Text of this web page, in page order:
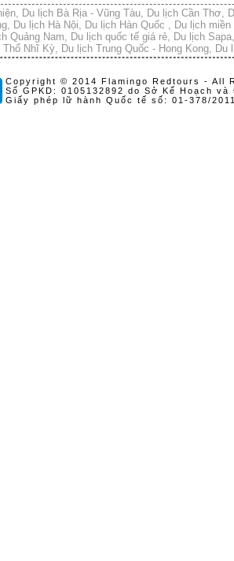
, Du lịch Bà Rịa - Vũng Tàu, Du lịch Cần Thơ,
, Du lịch Hà Nội, Du lịch Hàn Quốc , Du lịch miền
Quảng Nam, Du lịch quốc tế giá rẻ, Du lịch Sapa
Thổ Nhĩ Kỳ, Du lịch Trung Quốc - Hong Kong, Du
Copyright © 2014 Flamingo Redtours - All
Số GPKD: 0105132892 do Sở Kế Hoạch
Giấy phép lữ hành Quốc tế số: 01-378/